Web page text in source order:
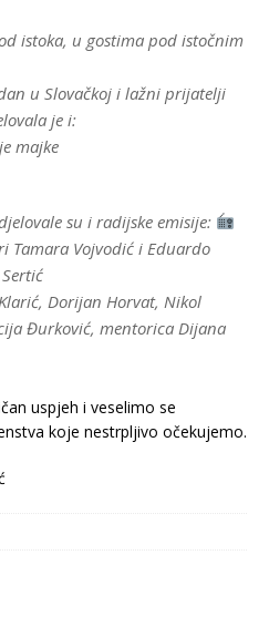
istoka, u gostima pod istočnim
u Slovačkoj i lažni prijatelji
je i:
majke
su i radijske emisije:
Tamara Vojvodić i Eduardo
Dorijan Horvat, Nikol
Đurković, mentorica Dijana
uspjeh i veselimo se
koje nestrpljivo očekujemo.